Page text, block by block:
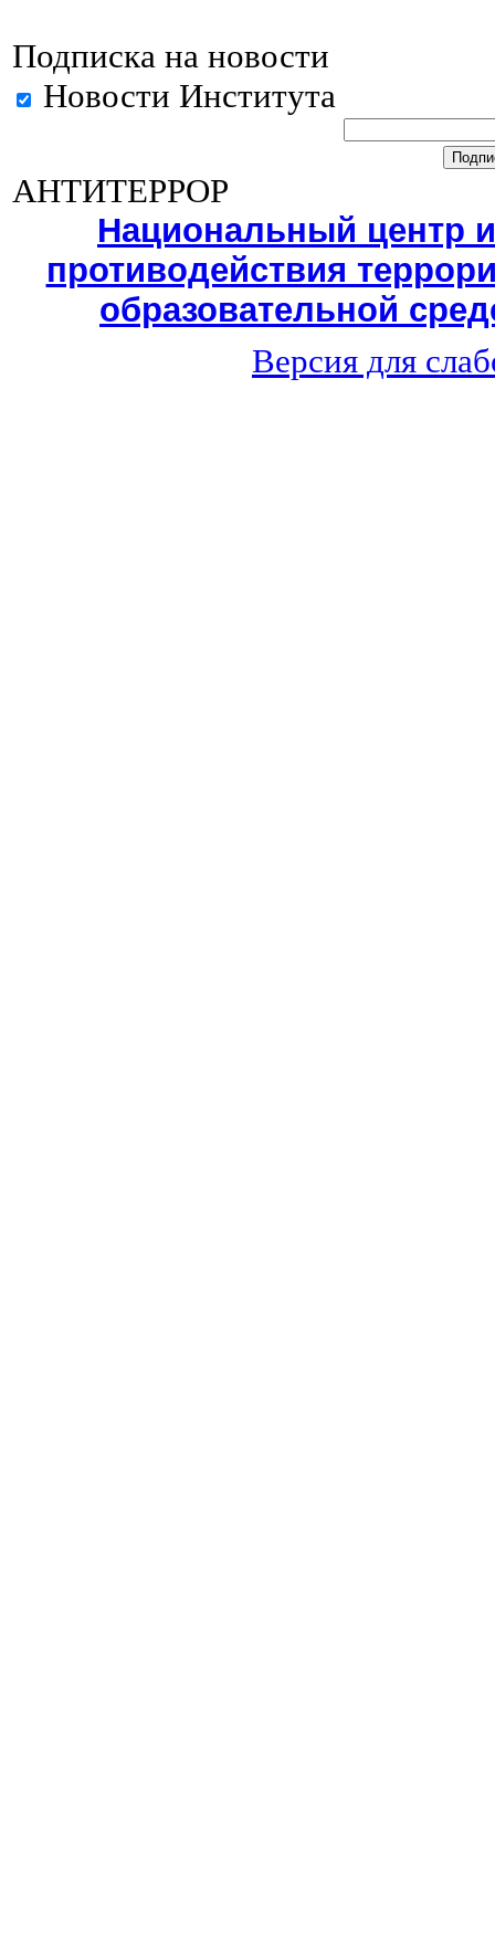
Подписка на новости
Новости Института
АНТИТЕРРОР
Национальный центр
противодействия
образовательной
Версия для